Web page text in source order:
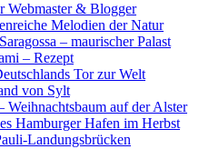
Webmaster & Blogger
Melodien der Natur
– maurischer Palast
– Rezept
Tor zur Welt
von Sylt
Weihnachtsbaum auf der Alster
Hamburger Hafen im Herbst
Landungsbrücken